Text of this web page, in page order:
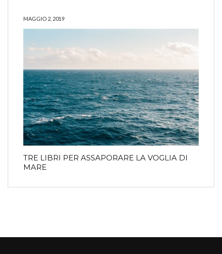
MAGGIO 2, 2019
TRE LIBRI PER ASSAPORARE LA VOGLIA DI
MARE